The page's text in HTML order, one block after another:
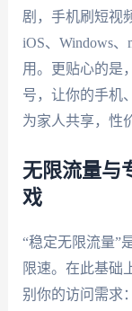
剧，手机刷短视
iOS、Windows
用。更贴心的是
号，让你的手机
为家人共享，性
无限流量与
戏
“稳定无限流量”
限速。在此基础
别你的访问需求